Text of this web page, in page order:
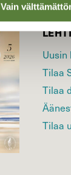
Vain
Uusin
Tilaa
Tilaa
Tilaa